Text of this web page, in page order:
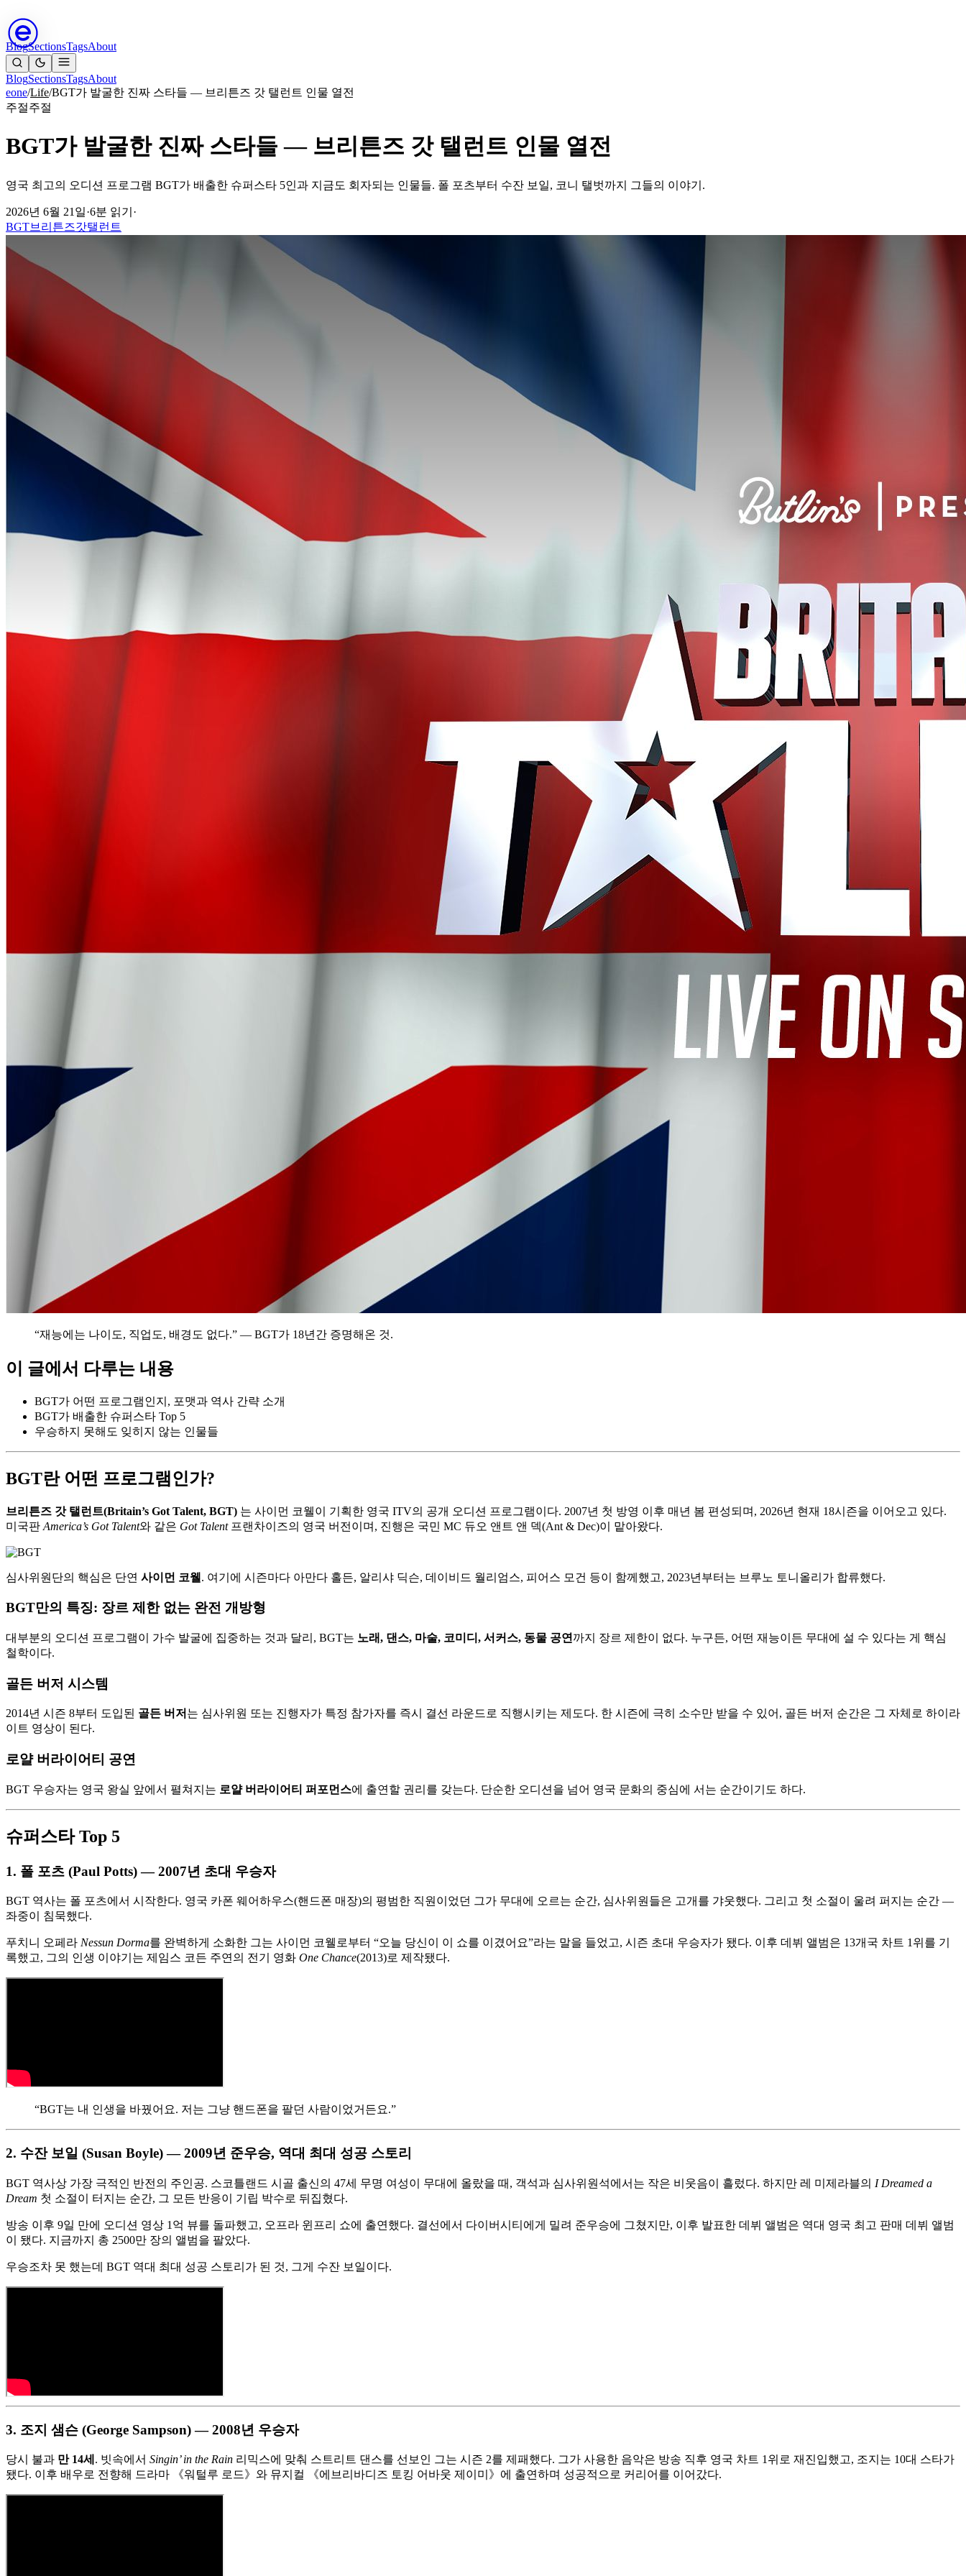
BlogSectionsTagsAbout
BlogSectionsTagsAbout
eone/Life/BGT가 발굴한 진짜 스타들 — 브리튼즈 갓 탤런트 인물 열전
주절주절
BGT가 발굴한 진짜 스타들 — 브리튼즈 갓 탤런트 인물 열전
영국 최고의 오디션 프로그램 BGT가 배출한 슈퍼스타 5인과 지금도 회자되는 인물들. 폴 포츠부터 수잔 보일, 코니 탤벗까지 그들의 이야기.
2026년 6월 21일·6분 읽기 ·
BGT브리튼즈갓탤런트
“재능에는 나이도, 직업도, 배경도 없다.” — BGT가 18년간 증명해온 것.
이 글에서 다루는 내용
BGT가 어떤 프로그램인지, 포맷과 역사 간략 소개
BGT가 배출한 슈퍼스타 Top 5
우승하지 못해도 잊히지 않는 인물들
BGT란 어떤 프로그램인가?
브리튼즈 갓 탤런트(Britain’s Got Talent, BGT) 는 사이먼 코웰이 기획한 영국 ITV의 공개 오디션 프로그램이다. 2007년 첫 방영 이후 매년 봄 편성되며, 2026년 현재 18시즌을 이어오고 있다.
미국판 America’s Got Talent와 같은 Got Talent프랜차이즈의 영국 버전이며, 진행은 국민 MC 듀오 앤트 앤 덱(Ant & Dec)이 맡아왔다.
심사위원단의 핵심은 단연 사이먼 코웰. 여기에 시즌마다 아만다 홀든, 알리샤 딕슨, 데이비드 월리엄스, 피어스 모건 등이 함께했고, 2023년부터는 브루노 토니올리가 합류했다.
BGT만의 특징: 장르 제한 없는 완전 개방형
대부분의 오디션 프로그램이 가수 발굴에 집중하는 것과 달리, BGT는 노래, 댄스, 마술, 코미디, 서커스, 동물 공연 까지 장르 제한이 없다. 누구든, 어떤 재능이든 무대에 설 수 있다는 게 핵심
철학이다.
골든 버저 시스템
2014년 시즌 8부터 도입된 골든 버저 는 심사위원 또는 진행자가 특정 참가자를 즉시 결선 라운드로 직행시키는 제도다. 한 시즌에 극히 소수만 받을 수 있어, 골든 버저 순간은 그 자체로 하이라
이트 영상이 된다.
로얄 버라이어티 공연
BGT 우승자는 영국 왕실 앞에서 펼쳐지는 로얄 버라이어티 퍼포먼스에 출연할 권리를 갖는다. 단순한 오디션을 넘어 영국 문화의 중심에 서는 순간이기도 하다.
슈퍼스타 Top 5
1. 폴 포츠 (Paul Potts) — 2007년 초대 우승자
BGT 역사는 폴 포츠에서 시작한다. 영국 카폰 웨어하우스(핸드폰 매장)의 평범한 직원이었던 그가 무대에 오르는 순간, 심사위원들은 고개를 갸웃했다. 그리고 첫 소절이 울려 퍼지는 순간 —
좌중이 침묵했다.
푸치니 오페라 Nessun Dorma를 완벽하게 소화한 그는 사이먼 코웰로부터 “오늘 당신이 이 쇼를 이겼어요”라는 말을 들었고, 시즌 초대 우승자가 됐다. 이후 데뷔 앨범은 13개국 차트 1위를 기
록했고, 그의 인생 이야기는 제임스 코든 주연의 전기 영화 One Chance(2013)로 제작됐다.
“BGT는 내 인생을 바꿨어요. 저는 그냥 핸드폰을 팔던 사람이었거든요.”
2. 수잔 보일 (Susan Boyle) — 2009년 준우승, 역대 최대 성공 스토리
BGT 역사상 가장 극적인 반전의 주인공. 스코틀랜드 시골 출신의 47세 무명 여성이 무대에 올랐을 때, 객석과 심사위원석에서는 작은 비웃음이 흘렀다. 하지만 레 미제라블의 I Dreamed a
Dream 첫 소절이 터지는 순간, 그 모든 반응이 기립 박수로 뒤집혔다.
방송 이후 9일 만에 오디션 영상 1억 뷰를 돌파했고, 오프라 윈프리 쇼에 출연했다. 결선에서 다이버시티에게 밀려 준우승에 그쳤지만, 이후 발표한 데뷔 앨범은 역대 영국 최고 판매 데뷔 앨범
이 됐다. 지금까지 총 2500만 장의 앨범을 팔았다.
우승조차 못 했는데 BGT 역대 최대 성공 스토리가 된 것, 그게 수잔 보일이다.
3. 조지 샘슨 (George Sampson) — 2008년 우승자
당시 불과 만 14세 . 빗속에서 Singin’ in the Rain 리믹스에 맞춰 스트리트 댄스를 선보인 그는 시즌 2를 제패했다. 그가 사용한 음악은 방송 직후 영국 차트 1위로 재진입했고, 조지는 10대 스타가
됐다. 이후 배우로 전향해 드라마 《워털루 로드》와 뮤지컬 《에브리바디즈 토킹 어바웃 제이미》에 출연하며 성공적으로 커리어를 이어갔다.